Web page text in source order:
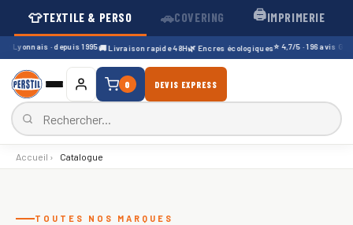
👕TEXTILE & PERSO 🚗COVERING 🖨️IMPRIMERIE
· depuis 1995🚚 Livraison rapide 48H🌿 Encres écologiques⭐ 4,7/5 · 196 avis Google
0 DEVIS EXPRESS
Accueil › Catalogue
TOUTES NOS MARQUES